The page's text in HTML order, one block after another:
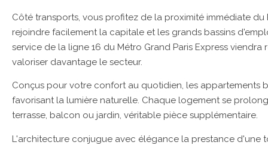
Côté transports, vous profitez de la proximité immédiate du
rejoindre facilement la capitale et les grands bassins
service de la ligne 16 du Métro Grand Paris Express
valoriser davantage le secteur.
Conçus pour votre confort au quotidien, les appartements
favorisant la lumière naturelle. Chaque logement se
terrasse, balcon ou jardin, véritable pièce supplémentaire.
L'architecture conjugue avec élégance la prestance d'une